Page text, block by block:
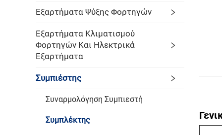
Εξαρτήματα Ψύξης Φορτηγών
Εξαρτήματα Κλιματισμού
Φορτηγών Και Ηλεκτρικά
Εξαρτήματα
Συμπιέστης
Συναρμολόγηση Συμπιεστή
Συμπλέκτης